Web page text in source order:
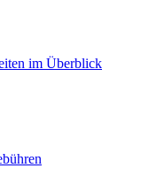
im Überblick